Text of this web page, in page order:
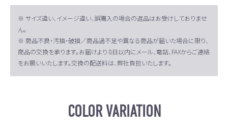
※ サイズ違い、イメージ違い、誤購入の場合の返品はお受けしておりませ
ん。
※ 商品不良・汚損・破損／商品過不足や異なる商品が届いた場合に限り、
商品の交換を承ります。お届けより 8日以内にメール、電話、FAXからご連絡
をお願いいたします。交換の配送料は、弊社負担いたします。
COLOR VARIATION